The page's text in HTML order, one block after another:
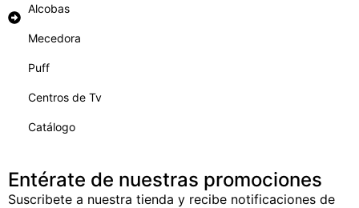
Alcobas
Mecedora
Puff
Centros de Tv
Catálogo
Entérate de nuestras promociones
Suscribete a nuestra tienda y recibe notificaciones de